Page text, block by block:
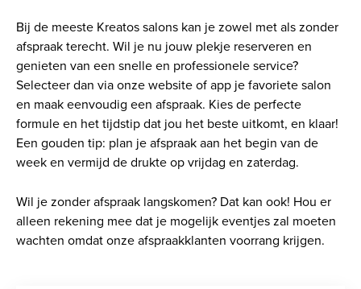
Bij de meeste Kreatos salons kan je zowel met als zonder
afspraak terecht. Wil je nu jouw plekje reserveren en
genieten van een snelle en professionele service?
Selecteer dan via onze website of app je favoriete salon
en maak eenvoudig een afspraak. Kies de perfecte
formule en het tijdstip dat jou het beste uitkomt, en klaar!
Een gouden tip: plan je afspraak aan het begin van de
week en vermijd de drukte op vrijdag en zaterdag.
Wil je zonder afspraak langskomen? Dat kan ook! Hou er
alleen rekening mee dat je mogelijk eventjes zal moeten
wachten omdat onze afspraakklanten voorrang krijgen.